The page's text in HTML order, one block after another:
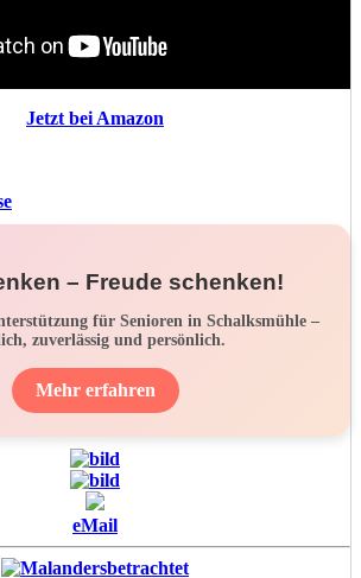
Jetzt bei Amazon
– Freude schenken!
für Senioren in Schalksmühle –
zuverlässig und persönlich.
Mehr erfahren
eMail